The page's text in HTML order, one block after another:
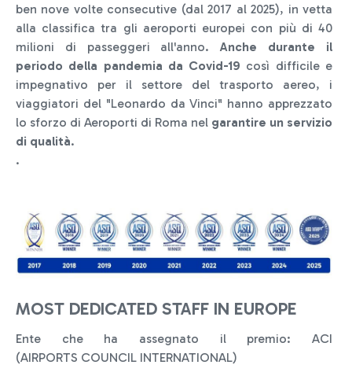
ben nove volte consecutive (dal 2017 al 2025), in vetta
alla classifica tra gli aeroporti europei con più di 40
milioni di passeggeri all'anno.Anche durante il
periodo della pandemia da Covid-19 così difficile e
impegnativo per il settore del trasporto aereo, i
viaggiatori del "Leonardo da Vinci" hanno apprezzato
lo sforzo di Aeroporti di Roma nel garantire un servizio
di qualità.
.
MOST DEDICATED STAFF IN EUROPE
Ente che ha assegnato il premio: ACI
(AIRPORTS COUNCIL INTERNATIONAL)